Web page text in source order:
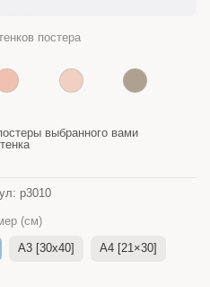
постера
выбранного вами
p3010
(см)
A3 [30x40] A4 [21×30]